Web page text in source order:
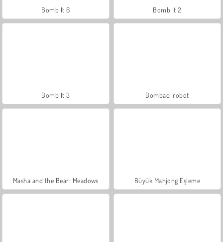
Bomb It 6 Bomb It 2
Bomb It 3 Bombacı robot
Masha and the Bear: Meadows Büyük Mahjong Eşleme